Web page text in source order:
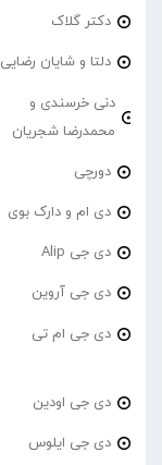
دکتر گلاک
دلتا و شایان رضایی
دنی خرسندی و
محمدرضا شجریان
دورچی
دی ام و دارک بوی
دی جی Alip
دی جی آروین
دی جی ام تی
دی جی اودین
دی جی ایلوس